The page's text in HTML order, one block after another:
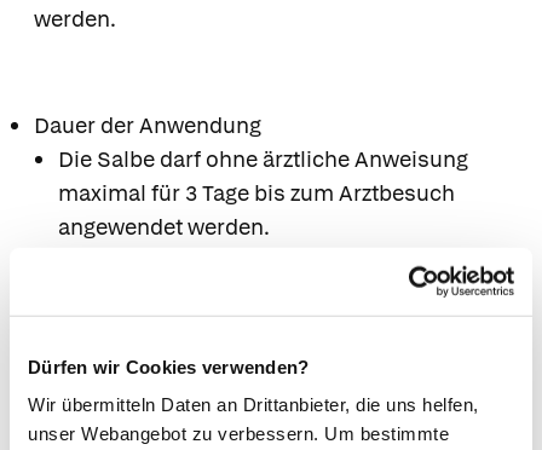
Dürfen wir Cookies verwenden?
Wir übermitteln Daten an Drittanbieter, die uns helfen,
unser Webangebot zu verbessern. Um bestimmte
werden.
Dauer der Anwendung
Die Salbe darf ohne ärztliche Anweisung
maximal für 3 Tage bis zum Arztbesuch
angewendet werden.
Behandlungsdauer auch dann ein, wenn Sie
Wenn Sie eine größere Menge angewendet